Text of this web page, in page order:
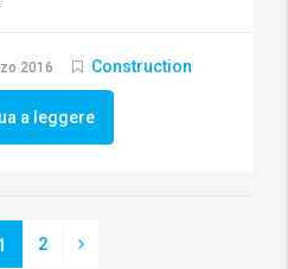
2016 Construction
a leggere
2